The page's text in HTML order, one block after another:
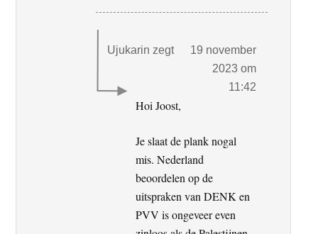
Ujukarin zegt
19 november
2023 om
11:42
Hoi Joost,
Je slaat de plank nogal
mis. Nederland
beoordelen op de
uitspraken van DENK en
PVV is ongeveer even